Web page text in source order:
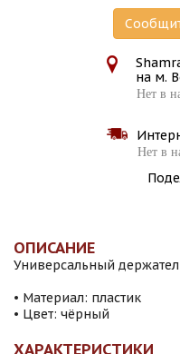
на м.
Нет в
Нет в
ОПИСАНИЕ
Универсальный
• Материал: пластик
• Цвет: чёрный
ХАРАКТЕРИСТИКИ